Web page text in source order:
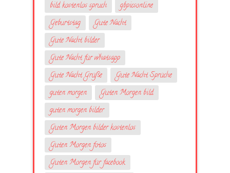
bild kostenlos spruch
gbpicsonline
Geburtstag
Gute Nacht
Gute Nacht bilder
Gute Nacht für whatsapp
Gute Nacht Grüße
Gute Nacht Sprüche
guten morgen
Guten Morgen bild
guten morgen bilder
Guten Morgen bilder kostenlos
Guten Morgen fotos
Guten Morgen für facebook